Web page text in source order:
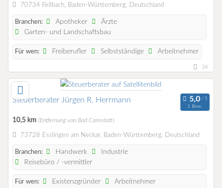
70734 Fellbach, Baden-Württemberg, Deutschland
Branchen: Apotheker
Ärzte
Garten- und Landschaftsbau
Für wen: Freiberufler Selbstständige Arbeitnehmer
34
Steuerberater Jürgen R. Herrmann
1 Bew.
10,5 km (Entfernung von Bad Cannstatt)
73728 Esslingen am Neckar, Baden-Württemberg, Deutschland
Branchen: Handwerk
Industrie
Reisebüro / -vermittler
Für wen: Existenzgründer
Arbeitnehmer